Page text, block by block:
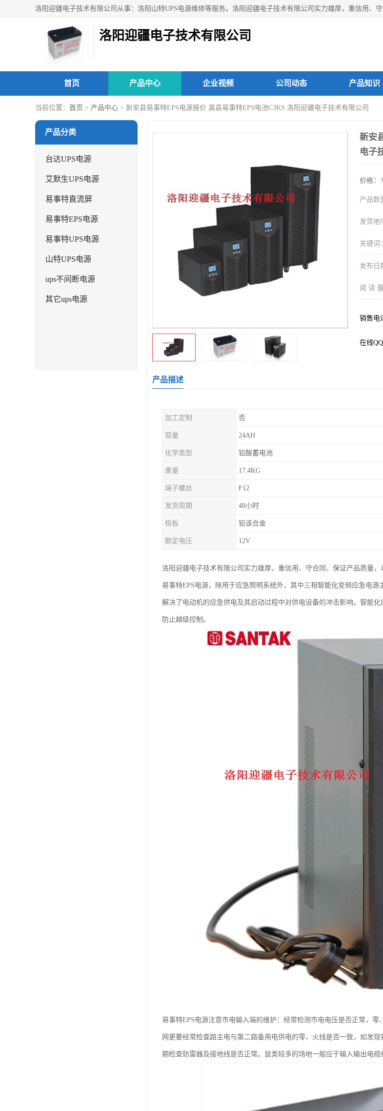
洛阳迎疆电子技术有限公司
首页 产品中心 企业视频 公司动态 产品知识
当前位置： 首页 > 产品中心 > 新安县易事特EPS电源报价 嵩县易事特EPS电池C3KS 洛阳迎疆电子技术有限公司
产品分类
台达UPS电源
艾默生UPS电源
易事特直流屏
易事特EPS电源
易事特UPS电源
山特UPS电源
ups不间断电源
其它ups电源
新安
电子
价格：
产品数
发货地
关键词：
发布日
阅 读 量
销售电
在线QQ
产品描述
加工定制 否
容量 24AH
化学类型 铅酸蓄电池
重量 17.4KG
端子螺丝 F12
发货周期 48小时
极板 铅该合金
额定电压 12V
洛阳迎疆电子技术有限公司实力雄厚，重信用、守合同、保证产品质量
易事特EPS电源，除用于应急照明系统外，其中三相智能化变频应急电
解决了电动机的应急供电及其启动过程中对供电设备的冲击影响。智能
防止越级控制。
易事特EPS电源注意市电输入端的维护：经常检测市电电压是否正常，
网更要经常检查路主电与第二路备用电供电的零、火线是否一致，如发
期检查防雷器及接地线是否正常。鼠类较多的场地一般应于输入输出电缆